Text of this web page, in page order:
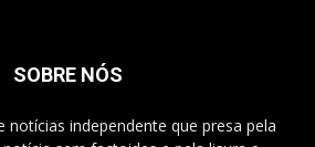
SOBRE NÓS
notícias independente que presa pela